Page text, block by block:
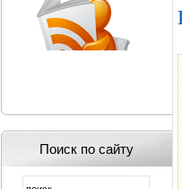
Поиск по сайту